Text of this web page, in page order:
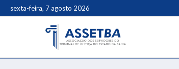
sexta-feira, 7 agosto 2026